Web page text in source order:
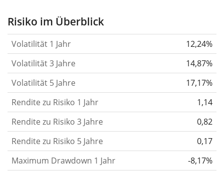
Aktie, des ETF, usw.) in der Vergangenheit
gelten im Allgemeinen als risikoreicher. Wir
berechnen die Volatilität auf Basis der Daten der
letzten 1, 3 und 5 Jahre, damit du sehen kannst, ob
die Kursschwankungen im Laufe der Zeit stärker
oder schwächer wurden. Weitere Informationen
findest du in unserem Artikel:
Risikomass.
Rendite pro Risikofür Zeiträume von 1, 3 und 5
Jahren. Diese Kennzahl ist definiert als die
Risiko im Überblick
Volatilität 1 Jahr
12,24%
Volatilität 3 Jahre
14,87%
Volatilität 5 Jahre
17,17%
Rendite zu Risiko 1 Jahr
1,14
Rendite zu Risiko 3 Jahre
0,82
Rendite zu Risiko 5 Jahre
0,17
Maximum Drawdown 1 Jahr
-8,17%